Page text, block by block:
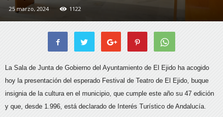
25 marzo, 2024 1122
La Sala de Junta de Gobierno del Ayuntamiento de El Ejido ha acogido
hoy la presentación del esperado Festival de Teatro de El Ejido, buque
insignia de la cultura en el municipio, que cumple este año su 47 edición
y que, desde 1.996, está declarado de Interés Turístico de Andalucía.